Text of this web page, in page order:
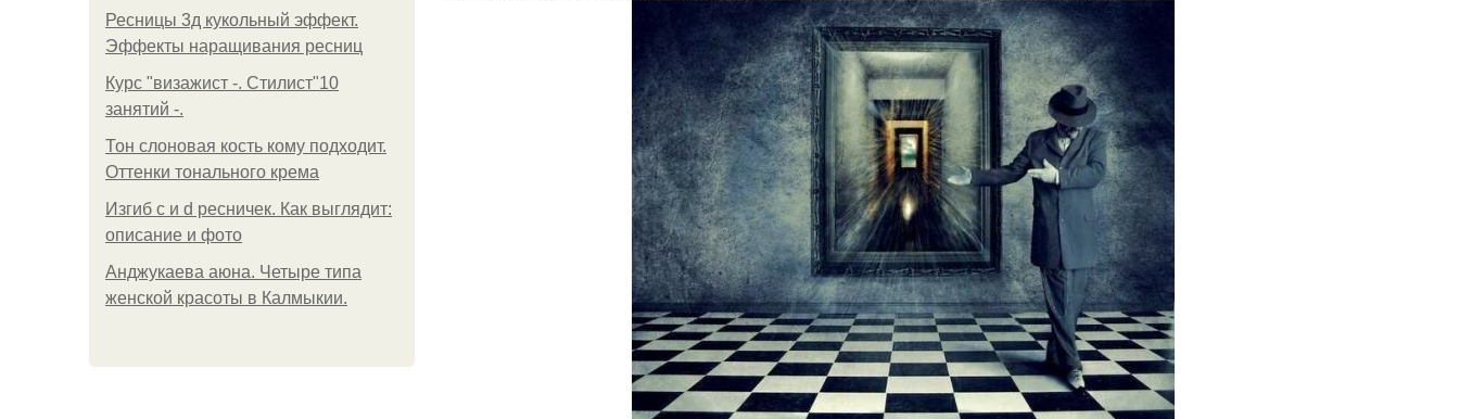
Ресницы 3д кукольный эффект.
Эффекты наращивания ресниц
Курс "визажист -. Стилист"10
занятий -.
Тон слоновая кость кому подходит.
Оттенки тонального крема
Изгиб c и d ресничек. Как выглядит:
описание и фото
Анджукаева аюна. Четыре типа
женской красоты в Калмыкии.